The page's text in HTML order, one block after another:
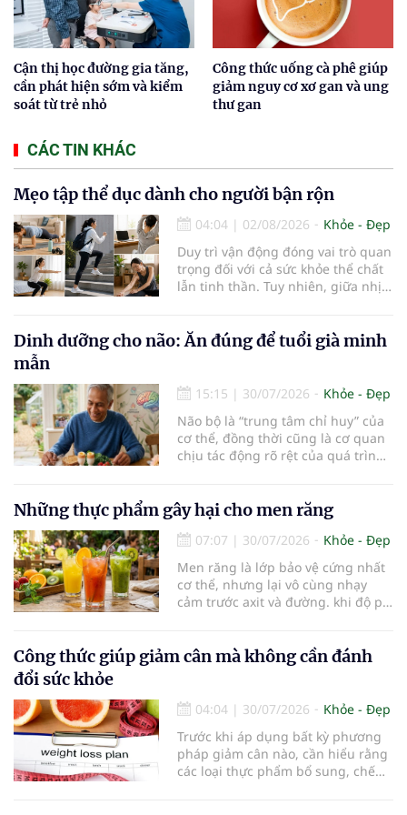
Cận thị học đường gia tăng,
cần phát hiện sớm và kiểm
soát từ trẻ nhỏ
Công thức uống cà phê giúp
giảm nguy cơ xơ gan và ung
thư gan
CÁC TIN KHÁC
Mẹo tập thể dục dành cho người bận rộn
04:04 | 02/08/2026
Khỏe - Đẹp
Duy trì vận động đóng vai trò quan
trọng đối với cả sức khỏe thể chất
lẫn tinh thần. Tuy nhiên, giữa nhịp
cho các hoạt động tập luyện
thường trở thành một thách thức
Dinh dưỡng cho não: Ăn đúng để tuổi già minh
mẫn
15:15 | 30/07/2026
Khỏe - Đẹp
Não bộ là “trung tâm chỉ huy” của
cơ thể, đồng thời cũng là cơ quan
chịu tác động rõ rệt của quá trình
mạnh, có thể góp phần bảo vệ tế
bào thần kinh, duy trì trí nhớ và
giúp NCT sống minh mẫn, tự chủ
lâu hơn.
Những thực phẩm gây hại cho men răng
07:07 | 30/07/2026
Khỏe - Đẹp
Men răng là lớp bảo vệ cứng nhất
cơ thể, nhưng lại vô cùng nhạy
cảm trước axit và đường. khi độ pH
đường cho vi khuẩn tấn công và
dẫn đến mòn men răng, sâu răng.
hại cho men răng.
Công thức giúp giảm cân mà không cần đánh
đổi sức khỏe
04:04 | 30/07/2026
Khỏe - Đẹp
Trước khi áp dụng bất kỳ phương
pháp giảm cân nào, cần hiểu rằng
các loại thực phẩm bổ sung, chế